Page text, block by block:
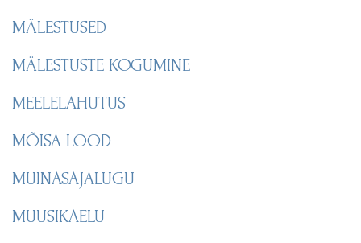
MÄLESTUSED
MÄLESTUSTE KOGUMINE
MEELELAHUTUS
MÕISA LOOD
MUINASAJALUGU
MUUSIKAELU